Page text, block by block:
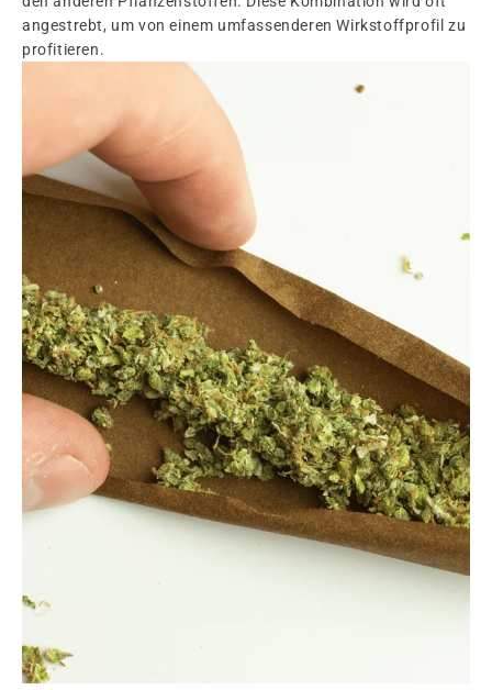
angestrebt, um von einem umfassenderen Wirkstoffprofil zu
profitieren.